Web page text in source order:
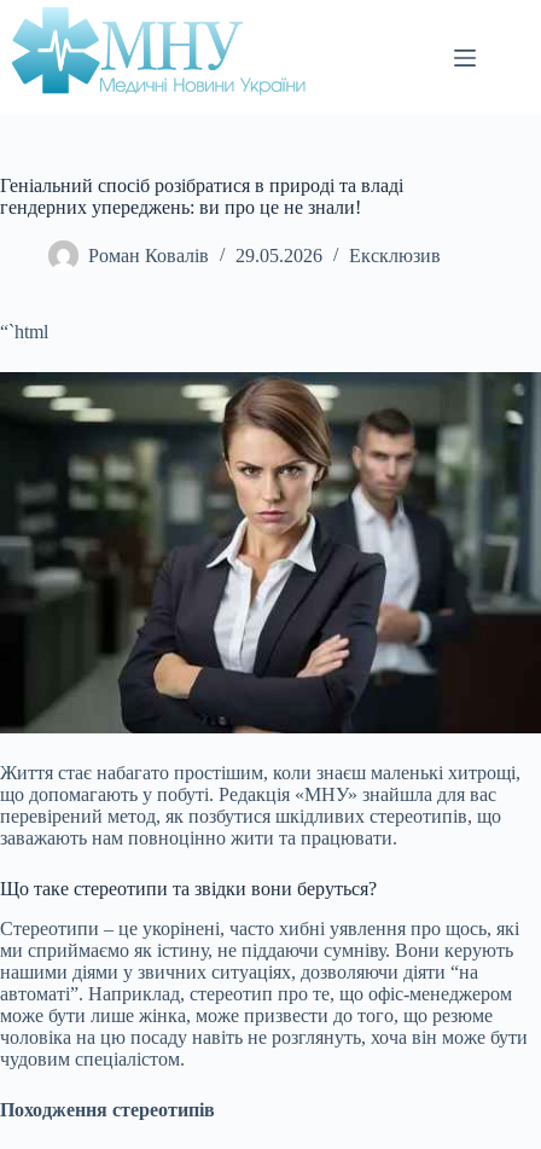
Перейти
до
вмісту
Геніальний спосіб розібратися в природі та владі
гендерних упереджень: ви про це не знали!
Роман Ковалів 29.05.2026 Ексклюзив
“`html
Життя стає набагато простішим, коли знаєш маленькі хитрощі,
що допомагають у побуті. Редакція «МНУ» знайшла для вас
перевірений метод, як позбутися шкідливих стереотипів, що
заважають нам повноцінно жити та працювати.
Що таке стереотипи та звідки вони беруться?
Стереотипи – це укорінені, часто хибні уявлення про щось, які
ми сприймаємо як істину, не піддаючи сумніву. Вони керують
нашими діями у звичних ситуаціях, дозволяючи діяти “на
автоматі”. Наприклад, стереотип про те, що офіс-менеджером
може бути лише жінка, може призвести до того, що резюме
чоловіка на цю посаду навіть не розглянуть, хоча він може бути
чудовим спеціалістом.
Походження стереотипів